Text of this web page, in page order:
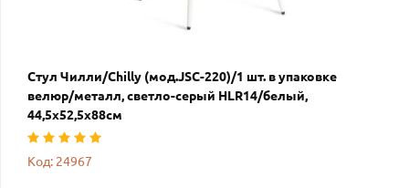
Стул Чилли/Chilly (мод.JSC-220)/1 шт. в упаковке
велюр/металл, светло-серый HLR14/белый,
44,5х52,5х88см
Код: 24967